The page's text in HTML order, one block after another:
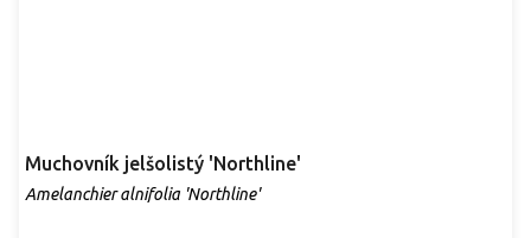
Muchovník jelšolistý 'Northline'
Amelanchier alnifolia 'Northline'